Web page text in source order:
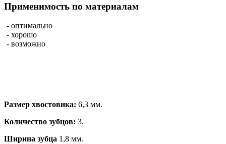
Применимость по материалам
- оптимально
- хорошо
- возможно
Размер хвостовика: 6,3 мм.
Количество зубцов: 3.
Ширина зубца 1,8 мм.